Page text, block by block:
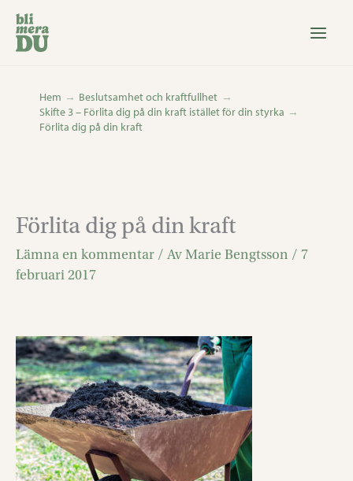
Hoppa
innehåll
Hem
Beslutsamhet och kraftfullhet
Skifte 3 – Förlita dig på din kraft istället för din styrka
Förlita dig på din kraft
Förlita dig på din kraft
Lämna en kommentar / AvMarie Bengtsson / 7
februari 2017